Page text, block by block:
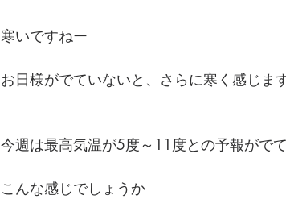
寒いですねー
お日様がでていないと、さらに寒く感じま
今週は最高気温が5度～11度との予報がで
こんな感じでしょうか